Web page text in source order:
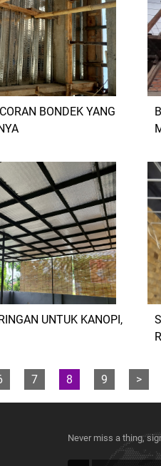
BONDEK YANG
UNTUK KANOPI,
7 8 9 >
Never miss a thing,